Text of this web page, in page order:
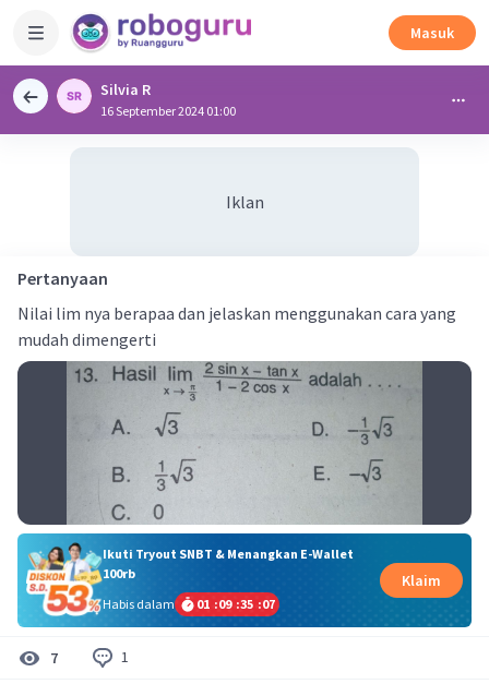
Masuk
Silvia R
16 September 2024 01:00
Iklan
Pertanyaan
Nilai lim nya berapaa dan jelaskan menggunakan cara yang
mudah dimengerti
Ikuti Tryout SNBT & Menangkan E-Wallet
100rb
Habis dalam
01 :09 :35 :07
Klaim
7 1